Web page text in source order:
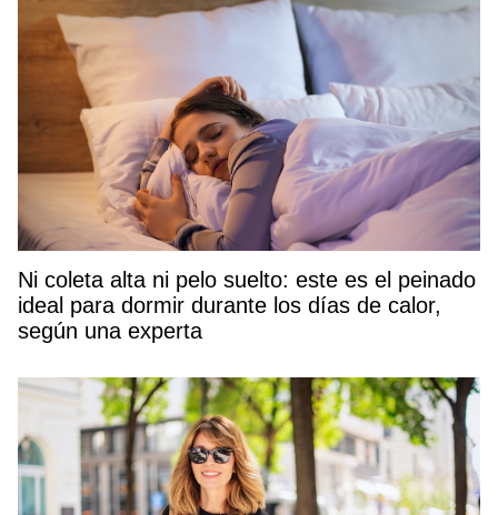
Ni coleta alta ni pelo suelto: este es el peinado
ideal para dormir durante los días de calor,
según una experta